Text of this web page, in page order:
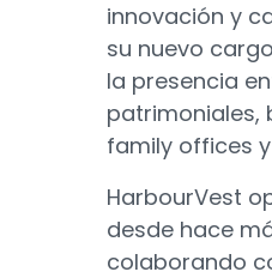
innovación y
su nuevo
la presencia
patrimoniales,
family offices
HarbourVest
desde hace
colaborando